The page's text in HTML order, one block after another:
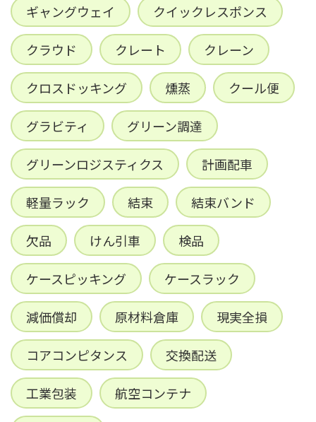
ギャングウェイ クイックレスポンス
クラウド クレート クレーン
クロスドッキング 燻蒸 クール便
グラビティ グリーン調達
グリーンロジスティクス 計画配車
軽量ラック 結束 結束バンド
欠品 けん引車 検品
ケースピッキング ケースラック
減価償却 原材料倉庫 現実全損
コアコンピタンス 交換配送
工業包装 航空コンテナ